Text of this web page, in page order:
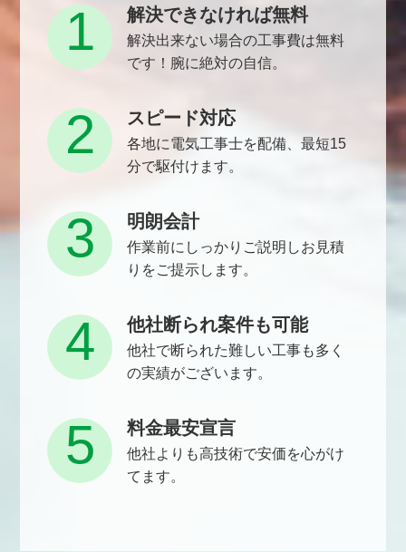
解決できなければ無料
解決出来ない場合の工事費は無料
です！腕に絶対の自信。
1
スピード対応
各地に電気工事士を配備、最短15
分で駆付けます。
2
明朗会計
作業前にしっかりご説明しお見積
りをご提示します。
3
他社断られ案件も可能
他社で断られた難しい工事も多く
の実績がございます。
4
料金最安宣言
他社よりも高技術で安価を心がけ
てます。
5